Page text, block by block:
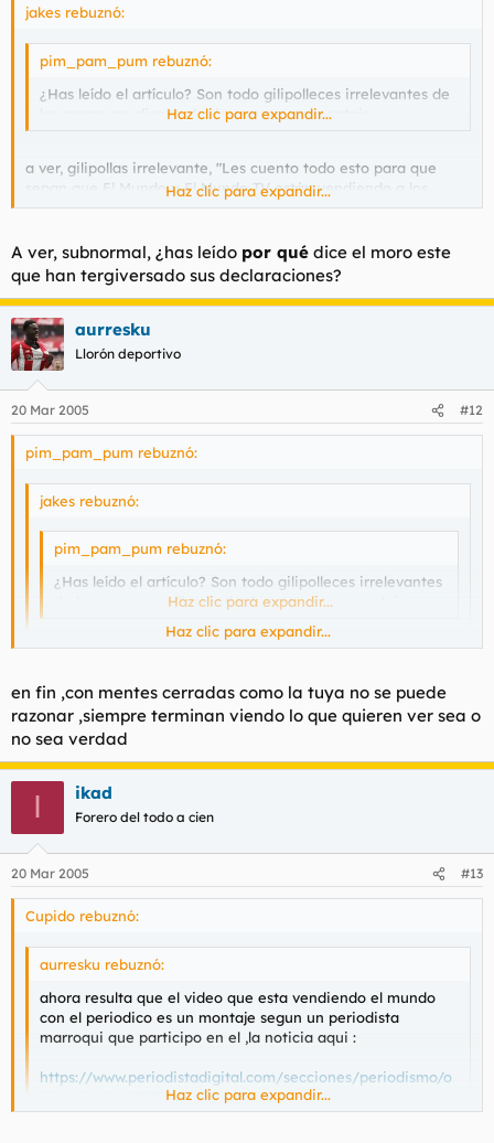
jakes rebuznó:
pim_pam_pum rebuznó:
¿Has leído el artículo? Son todo gilipolleces irrelevantes de
los moros, no dice nada de que sea un montaje.
Haz clic para expandir...
a ver, gilipollas irrelevante, "Les cuento todo esto para que
sepan que El Mundo y El Mundo TV están vendiendo a los
españoles mentiras montadas con declaraciones tergiversadas.
dice clarito el notas.
Haz clic para expandir...
A ver, subnormal, ¿has leído por qué dice el moro este
que han tergiversado sus declaraciones?
aurresku
Llorón deportivo
20 Mar 2005 #12
pim_pam_pum rebuznó:
jakes rebuznó:
pim_pam_pum rebuznó:
¿Has leído el artículo? Son todo gilipolleces irrelevantes
de los moros, no dice nada de que sea un montaje.
Haz clic para expandir...
españoles mentiras montadas con declaraciones
tergiversadas. Y porque yo no acepto que me utilicen de
tal forma" ahi lo dice clarito el notas.
A ver, subnormal, ¿has leído
Haz clic para expandir...
en fin ,con mentes cerradas como la tuya no se puede
razonar ,siempre terminan viendo lo que quieren ver sea o
no sea verdad
I ikad
Forero del todo a cien
20 Mar 2005 #13
Cupido rebuznó:
aurresku rebuznó:
ahora resulta que el video que esta vendiendo el mundo
con el periodico es un montaje segun un periodista
marroqui que participo en el ,la noticia aqui :
https://www.periodistadigital.com/secciones/periodismo/o
bject.php?o=47050Haz clic para expandir...